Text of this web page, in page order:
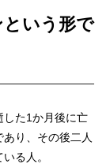
いう形で
した1か月後に亡
り、その後二人
る人。